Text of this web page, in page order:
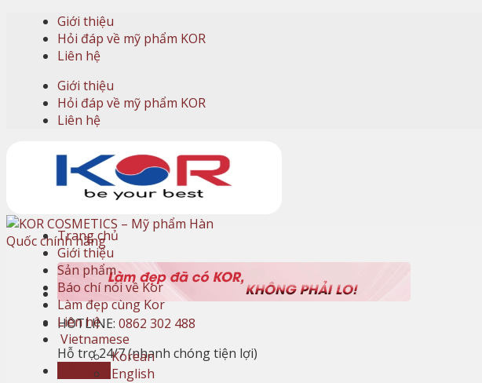
content
Giới thiệu
Hỏi đáp về mỹ phẩm KOR
Liên hệ
Giới thiệu
Hỏi đáp về mỹ phẩm KOR
Liên hệ
HOTLINE: 0862 302 488
Hỗ trợ 24/7 (nhanh chóng tiện lợi)
Giỏ hàng
Trang chủ
Giới thiệu
Sản phẩm
Báo chí nói về Kor
Làm đẹp cùng Kor
Liên hệ
Vietnamese
Korean
English